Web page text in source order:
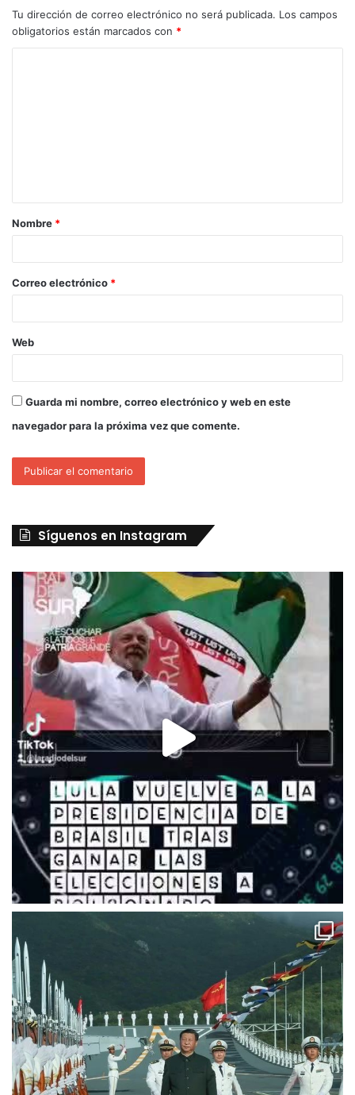
Tu dirección de correo electrónico no será publicada. Los campos
obligatorios están marcados con *
Nombre *
Correo electrónico *
Web
Guarda mi nombre, correo electrónico y web en este
navegador para la próxima vez que comente.
Síguenos en Instagram